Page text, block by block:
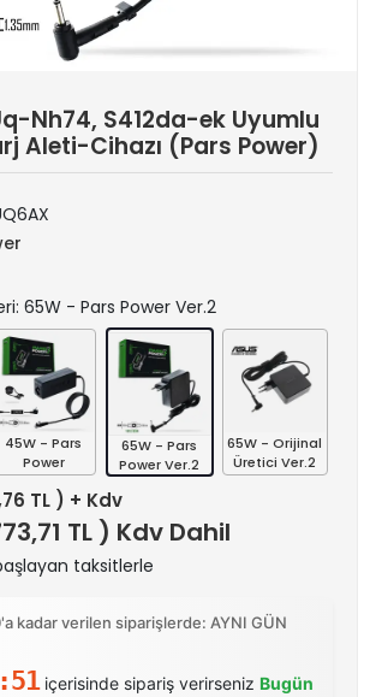
Nh74, S412da-ek Uyumlu
Aleti-Cihazı (Pars Power)
65W - Pars Power Ver.2
45W - Pars
Power
65W - Pars
Power Ver.2
65W - Orijinal
Üretici Ver.2
TL ) + Kdv
TL ) Kdv Dahil
taksitlerle
kadar verilen siparişlerde: AYNI GÜN
içerisinde sipariş verirseniz Bugün